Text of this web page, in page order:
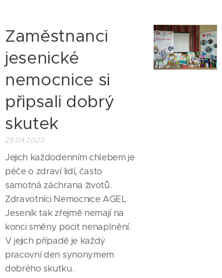
Zaměstnanci
jesenické
nemocnice si
připsali dobrý
skutek
29.04.2023
Jejich každodenním chlebem je
péče o zdraví lidí, často
samotná záchrana životů.
Zdravotníci Nemocnice AGEL
Jeseník tak zřejmě nemají na
konci směny pocit nenaplnění.
V jejich případě je každý
pracovní den synonymem
dobrého skutku.